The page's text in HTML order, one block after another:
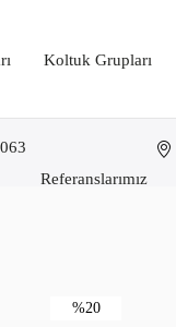
Koltuk Grupları
Referanslarımız
%20